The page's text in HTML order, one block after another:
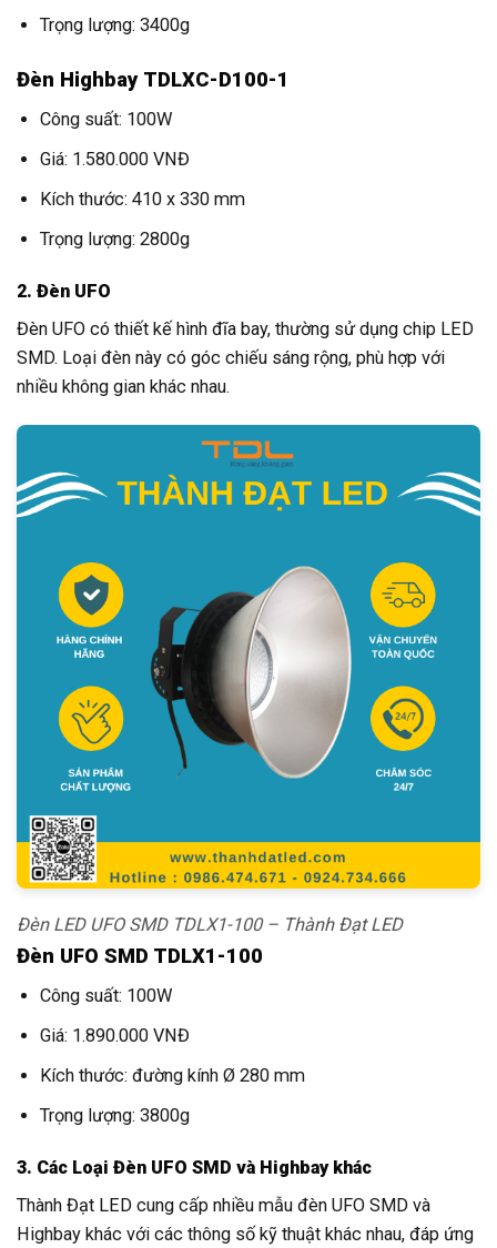
Trọng lượng: 3400g
Đèn Highbay TDLXC-D100-1
Công suất: 100W
Giá: 1.580.000 VNĐ
Kích thước: 410 x 330 mm
Trọng lượng: 2800g
2. Đèn UFO
Đèn UFO có thiết kế hình đĩa bay, thường sử dụng chip LED
SMD. Loại đèn này có góc chiếu sáng rộng, phù hợp với
nhiều không gian khác nhau.
Đèn LED UFO SMD TDLX1-100 – Thành Đạt LED
Đèn UFO SMD TDLX1-100
Công suất: 100W
Giá: 1.890.000 VNĐ
Kích thước: đường kính Ø 280 mm
Trọng lượng: 3800g
3. Các Loại Đèn UFO SMD và Highbay khác
Thành Đạt LED cung cấp nhiều mẫu đèn UFO SMD và
Highbay khác với các thông số kỹ thuật khác nhau, đáp ứng